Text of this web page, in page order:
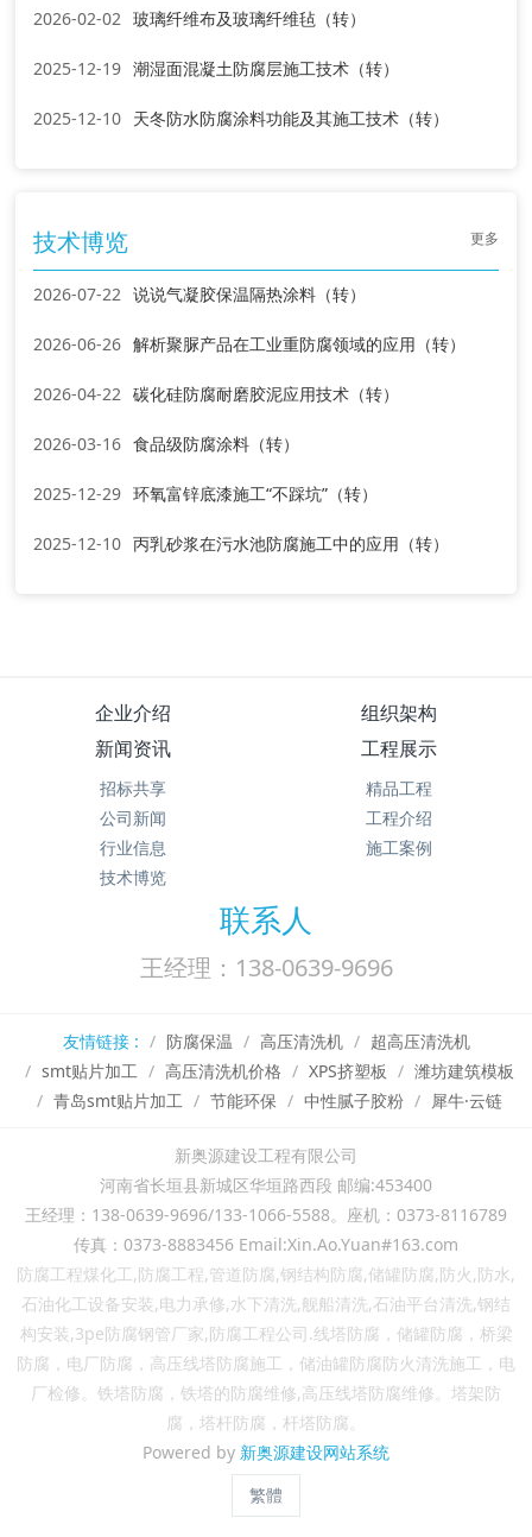
2026-02-02 玻璃纤维布及玻璃纤维毡（转）
2025-12-19 潮湿面混凝土防腐层施工技术（转）
2025-12-10 天冬防水防腐涂料功能及其施工技术（转）
技术博览 更多
2026-07-22 说说气凝胶保温隔热涂料（转）
2026-06-26 解析聚脲产品在工业重防腐领域的应用（转）
2026-04-22 碳化硅防腐耐磨胶泥应用技术（转）
2026-03-16 食品级防腐涂料（转）
2025-12-29 环氧富锌底漆施工“不踩坑”（转）
2025-12-10 丙乳砂浆在污水池防腐施工中的应用（转）
企业介绍
组织架构
新闻资讯
招标共享
公司新闻
行业信息
技术博览
工程展示
精品工程
工程介绍
施工案例
联系人
王经理：138-0639-9696
友情链接 : 防腐保温 高压清洗机
超高压清洗机
smt贴片加工
高压清洗机价格 XPS挤塑板
潍坊建筑模板
青岛smt贴片加工
节能环保 中性腻子胶粉 犀牛·云链
新奥源建设工程有限公司
河南省长垣县新城区华垣路西段 邮编:453400
王经理：138-0639-9696/133-1066-5588。座机：0373-8116789
传真：0373-8883456 Email:Xin.Ao.Yuan#163.com
防腐工程煤化工,防腐工程,管道防腐,钢结构防腐,储罐防腐,防火,防水,
石油化工设备安装,电力承修,水下清洗,舰船清洗,石油平台清洗,钢结
构安装,3pe防腐钢管厂家,防腐工程公司.线塔防腐，储罐防腐，桥梁
防腐，电厂防腐，高压线塔防腐施工，储油罐防腐防火清洗施工，电
厂检修。铁塔防腐，铁塔的防腐维修,高压线塔防腐维修。塔架防
腐， 塔杆防腐， 杆塔防腐。
Powered by 新奥源建设网站系统
繁體